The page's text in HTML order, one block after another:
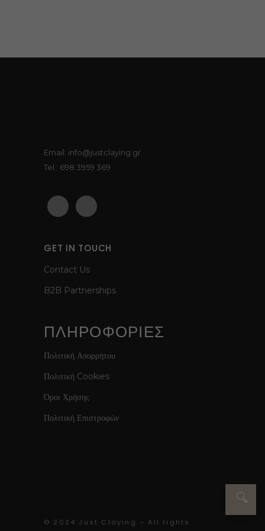
Email: info@justclaying.gr
Tel.: 698 3959 369
GET IN TOUCH
Contact Us
B2B Partnerships
ΠΛΗΡΟΦΟΡΙΕΣ
Πολιτική Απορρήτου
Πολιτική Cookies
Όροι Χρήσης
Πολιτική Επιστροφών
© 2024 Just Claying – All rights
🔍